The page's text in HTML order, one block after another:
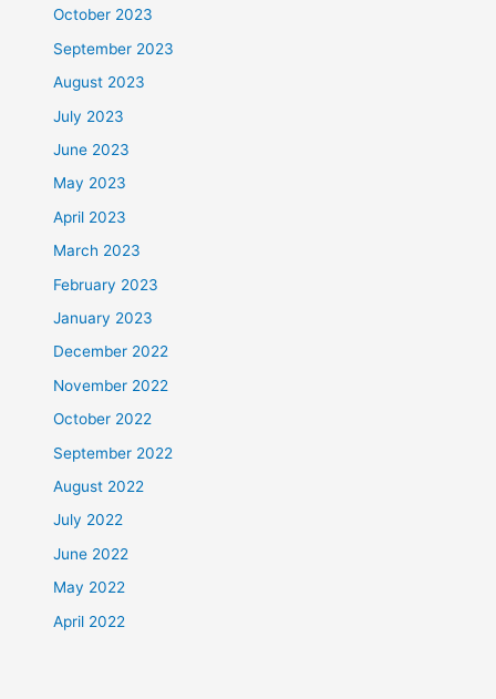
October 2023
September 2023
August 2023
July 2023
June 2023
May 2023
April 2023
March 2023
February 2023
January 2023
December 2022
November 2022
October 2022
September 2022
August 2022
July 2022
June 2022
May 2022
April 2022